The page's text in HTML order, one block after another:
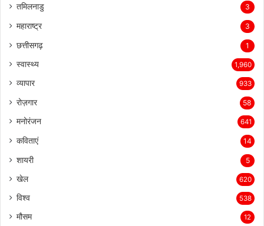
तमिलनाडु 3
महाराष्ट्र 3
छत्तीसगढ़ 1
स्वास्थ्य 1,960
व्यापार 933
रोज़गार 58
मनोरंजन 641
कविताएं 14
शायरी 5
खेल 620
विश्व 538
मौसम 12